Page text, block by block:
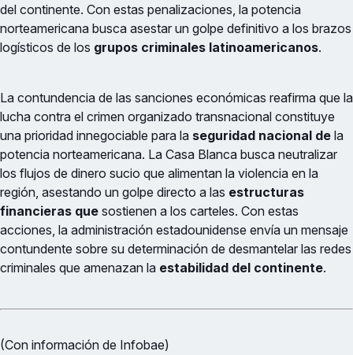
del continente. Con estas penalizaciones, la potencia
norteamericana busca asestar un golpe definitivo a los brazos
logísticos de los grupos criminales latinoamericanos.
La contundencia de las sanciones económicas reafirma que la
lucha contra el crimen organizado transnacional constituye
una prioridad innegociable para la seguridad nacional de la
potencia norteamericana. La Casa Blanca busca neutralizar
los flujos de dinero sucio que alimentan la violencia en la
región, asestando un golpe directo a las estructuras
financieras que sostienen a los carteles. Con estas
acciones, la administración estadounidense envía un mensaje
contundente sobre su determinación de desmantelar las redes
criminales que amenazan la estabilidad del continente.
(Con información de Infobae)